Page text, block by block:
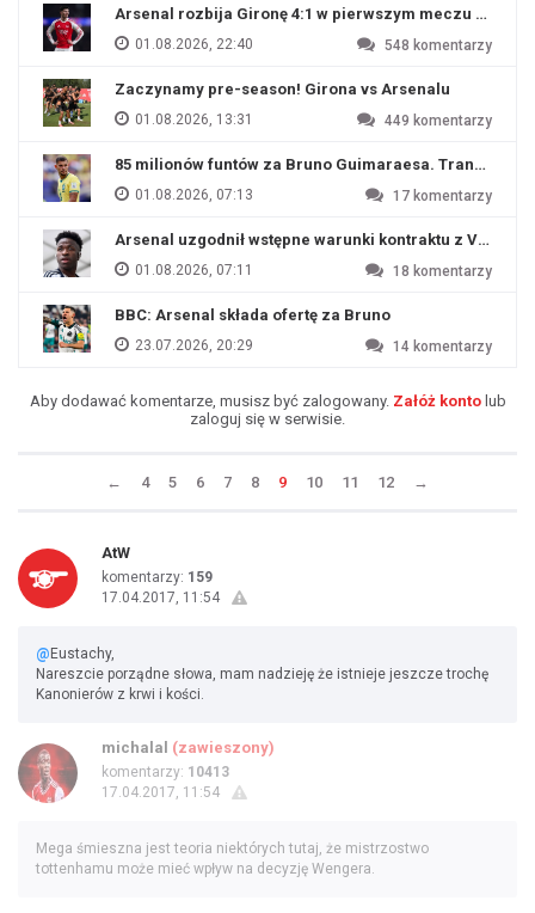
Arsenal rozbija Gironę 4:1 w pierwszym meczu
01.08.2026, 22:40 548 komentarzy
Zaczynamy pre-season! Girona vs Arsenalu
01.08.2026, 13:31 449 komentarzy
85 milionów funtów za Bruno Guimaraesa. Transfer
01.08.2026, 07:13 17 komentarzy
Arsenal uzgodnił wstępne warunki kontraktu z
01.08.2026, 07:11 18 komentarzy
BBC: Arsenal składa ofertę za Bruno
23.07.2026, 20:29 14 komentarzy
Aby dodawać komentarze, musisz być zalogowany. Załóż kontolub
zaloguj się w serwisie.
← 4 5 6 7 8 9 10 11 12 →
AtW
komentarzy: 159
17.04.2017, 11:54
@ Eustachy,
Nareszcie porządne słowa, mam nadzieję że istnieje jeszcze trochę
Kanonierów z krwi i kości.
michalal (zawieszony)
komentarzy: 10413
17.04.2017, 11:54
Mega śmieszna jest teoria niektórych tutaj, że mistrzostwo
tottenhamu może mieć wpływ na decyzję Wengera.